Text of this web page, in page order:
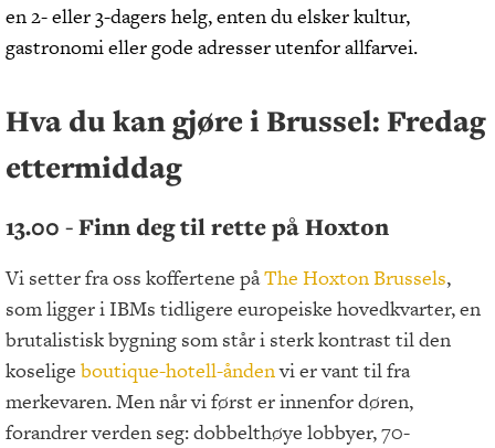
en 2- eller 3-dagers helg, enten du elsker kultur,
gastronomi eller gode adresser utenfor allfarvei.
Hva du kan gjøre i Brussel: Fredag
ettermiddag
13.00 - Finn deg til rette på Hoxton
Vi setter fra oss koffertene påThe Hoxton Brussels,
som ligger i IBMs tidligere europeiske hovedkvarter, en
brutalistisk bygning som står i sterk kontrast til den
koselige boutique-hotell-åndenvi er vant til fra
merkevaren. Men når vi først er innenfor døren,
forandrer verden seg: dobbelthøye lobbyer, 70-